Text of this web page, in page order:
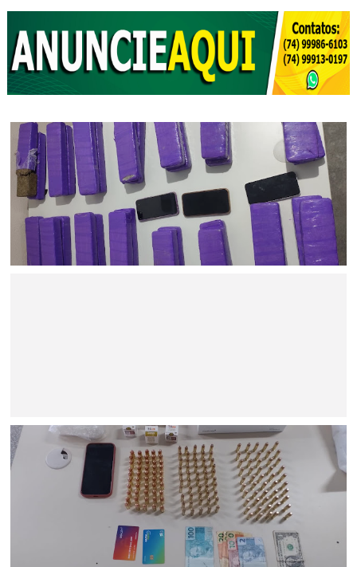
BAHIA
Minério extraído de Jaguarari coloca o município entre os
principais exportadores da Bahia em 2026